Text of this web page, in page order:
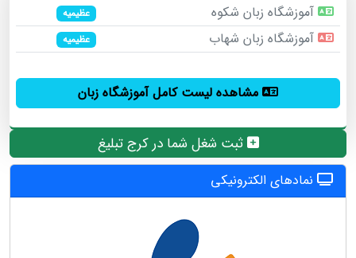
آموزشگاه زبان شکوه عظیمیه
آموزشگاه زبان شهاب عظیمیه
مشاهده لیست کامل آموزشگاه زبان
ثبت شغل شما در کرج تبلیغ
نمادهای الکترونیکی